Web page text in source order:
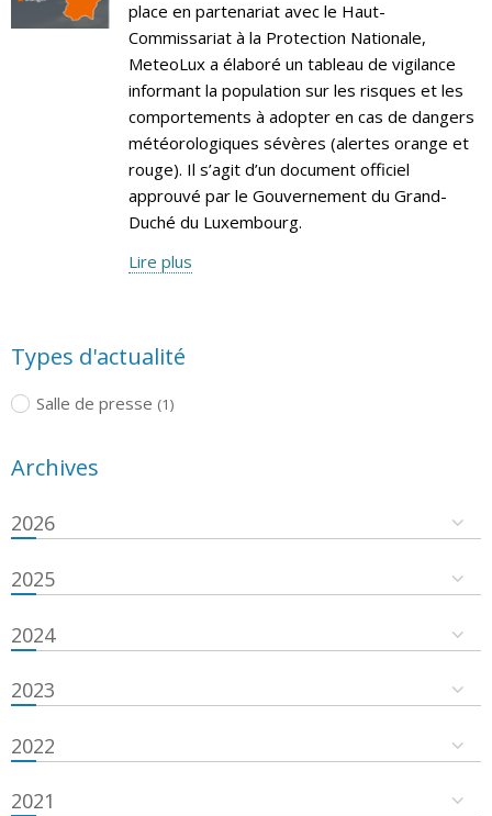
place en partenariat avec le Haut-
Commissariat à la Protection Nationale,
MeteoLux a élaboré un tableau de vigilance
informant la population sur les risques et les
comportements à adopter en cas de dangers
météorologiques sévères (alertes orange et
rouge). Il s’agit d’un document officiel
approuvé par le Gouvernement du Grand-
Duché du Luxembourg.
Lire plus
Types d'actualité
Salle de presse (1)
Archives
2026
2025
2024
2023
2022
2021